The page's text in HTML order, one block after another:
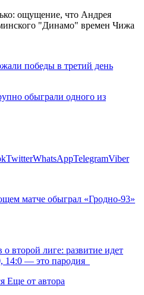
победы в третий день
обыграли одного из
TwitterWhatsAppTelegramViber
матче обыграл «Гродно-93»
второй лиге: развитие идет
14:0 — это пародия
Еще от автора